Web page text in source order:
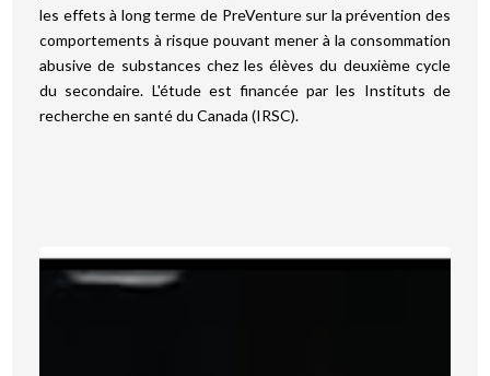
les effets à long terme de PreVenture sur la prévention des
comportements à risque pouvant mener à la consommation
abusive de substances chez les élèves du deuxième cycle
du secondaire. L'étude est financée par les Instituts de
recherche en santé du Canada (IRSC).